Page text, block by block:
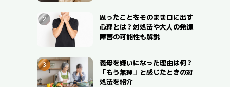
思ったことをそのまま口に出す
心理とは？対処法や大人の発達
障害の可能性も解説
義母を嫌いになった理由は何？
「もう無理」と感じたときの対
処法を紹介